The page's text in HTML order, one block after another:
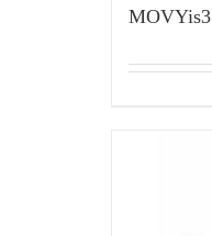
MOVYis3